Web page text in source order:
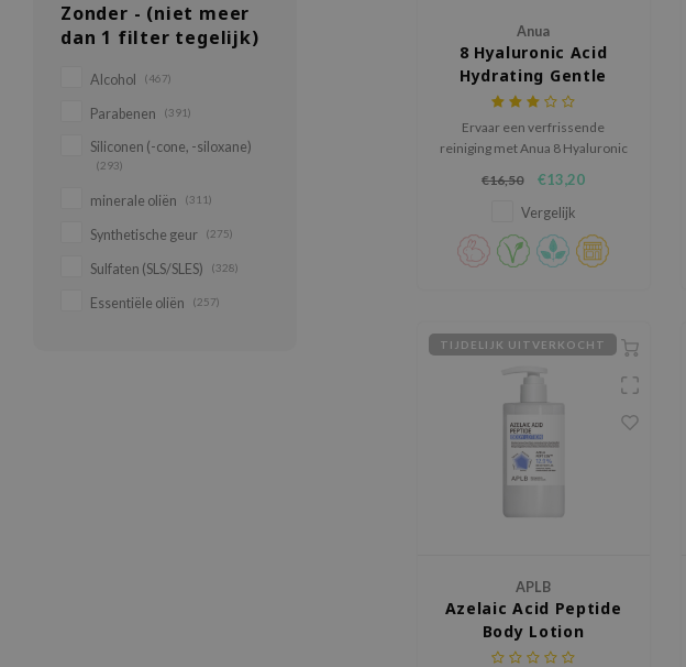
Zonder - (niet meer
dan 1 filter tegelijk)
Alcohol (467)
Parabenen (391)
Siliconen (-cone, -siloxane)
(293)
minerale oliën (311)
Synthetische geur (275)
Sulfaten (SLS/SLES) (328)
Essentiële oliën (257)
Anua
8 Hyaluronic Acid
Hydrating Gentle
Foaming Cleanser
Ervaar een verfrissende
reiniging met Anua 8 Hyaluronic
Cleanser. Verrijkt met acht
soorten hyaluronzuur,
verandert het in rijk schuim,
verwijdert onzuiverheden en
€16,50 €13,20
Vergelijk
TIJDELIJK UITVERKOCHT
APLB
Azelaic Acid Peptide
Body Lotion